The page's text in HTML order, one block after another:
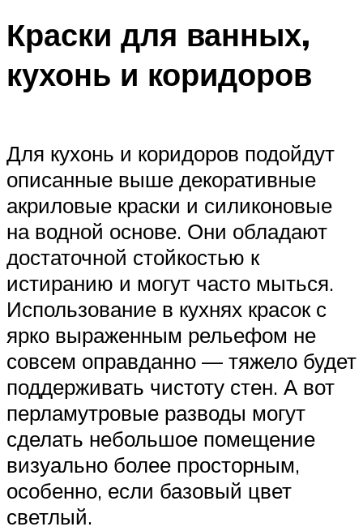
Краски для ванных,
кухонь и коридоров
Для кухонь и коридоров подойдут
описанные выше декоративные
акриловые краски и силиконовые
на водной основе. Они обладают
достаточной стойкостью к
истиранию и могут часто мыться.
Использование в кухнях красок с
ярко выраженным рельефом не
совсем оправданно — тяжело будет
поддерживать чистоту стен. А вот
перламутровые разводы могут
сделать небольшое помещение
визуально более просторным,
особенно, если базовый цвет
светлый.